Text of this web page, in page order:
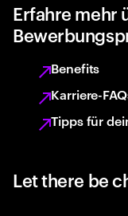
Erfahre mehr
Benefits
Karriere-
Tipps für
Let there be